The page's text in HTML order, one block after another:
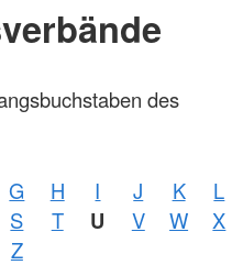
des
G H I J K
L
S T U V W
X
Z